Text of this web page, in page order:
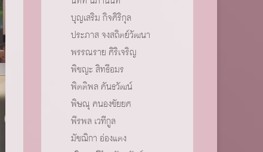
บุญเสริม กิจศิริกุล
ประภาส จงสถิตย์วัฒนา
พรรณราย ศิริเจริญ
พิชญะ สิทธีอมร
พิตติพล คันธวัฒน์
พิษณุ คนองชัยยศ
พีรพล เวทีกูล
มัชฌิกา อ่องแตง